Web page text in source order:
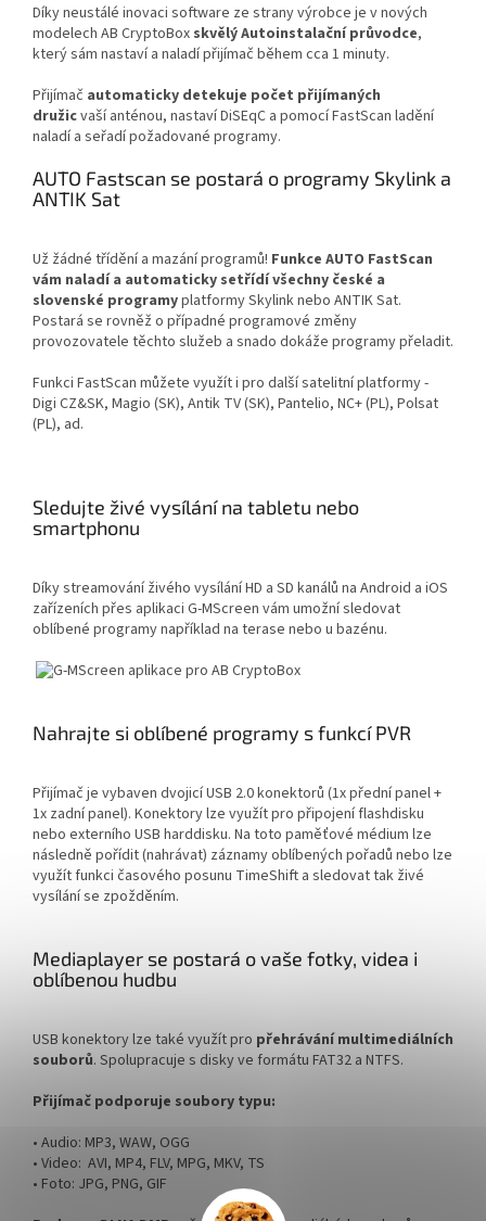
Díky neustálé inovaci software ze strany výrobce je v nových
modelech AB CryptoBox skvělý Autoinstalační průvodce,
který sám nastaví a naladí přijímač během cca 1 minuty.
Přijímač automaticky detekuje počet přijímaných
družicvaší anténou, nastaví DiSEqC a pomocí FastScan ladění
naladí a seřadí požadované programy.
AUTO Fastscan se postará o programy Skylink a
ANTIK Sat
Už žádné třídění a mazání programů! Funkce AUTO FastScan
vám naladí a automaticky setřídí všechny české a
slovenské programyplatformy Skylink nebo ANTIK Sat.
Postará se rovněž o případné programové změny
provozovatele těchto služeb a snado dokáže programy přeladit.
Funkci FastScan můžete využít i pro další satelitní platformy -
Digi CZ&SK, Magio (SK), Antik TV (SK), Pantelio, NC+ (PL), Polsat
(PL), ad.
Sledujte živé vysílání na tabletu nebo
smartphonu
Díky streamování živého vysílání HD a SD kanálů na Android a iOS
zařízeních přes aplikaci G-MScreen vám umožní sledovat
oblíbené programy například na terase nebo u bazénu.
Nahrajte si oblíbené programy s funkcí PVR
Přijímač je vybaven dvojicí USB 2.0 konektorů (1x přední panel +
1x zadní panel). Konektory lze využít pro připojení flashdisku
nebo externího USB harddisku. Na toto paměťové médium lze
následně pořídit (nahrávat) záznamy oblíbených pořadů nebo lze
využít funkci časového posunu TimeShift a sledovat tak živé
vysílání se zpožděním.
Mediaplayer se postará o vaše fotky, videa i
oblíbenou hudbu
USB konektory lze také využít pro přehrávání multimediálních
souborů. Spolupracuje s disky ve formátu FAT32 a NTFS.
Přijímač podporuje soubory typu:
• Audio: MP3, WAW, OGG
• Video: AVI, MP4, FLV, MPG, MKV, TS
• Foto: JPG, PNG, GIF